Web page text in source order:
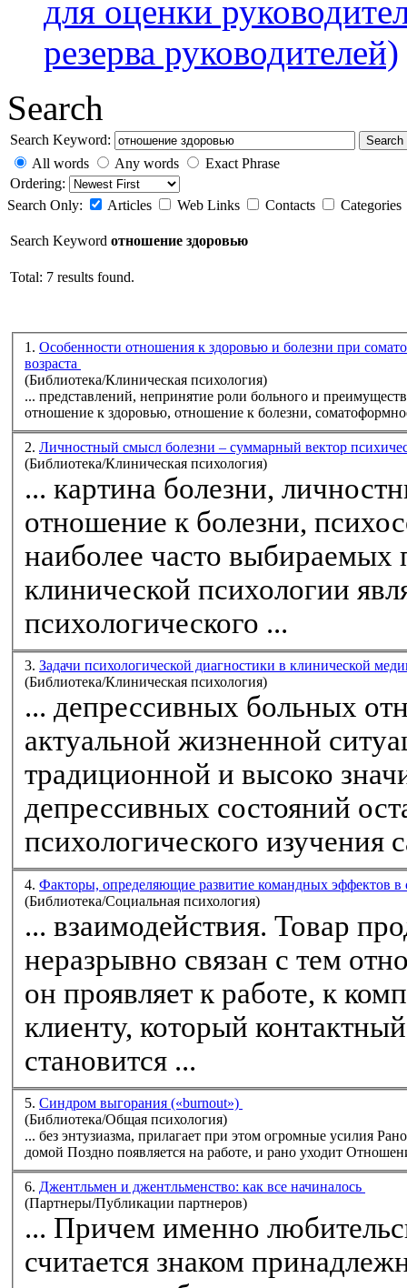
для оценки
резерва руководителей)
Search
Search Keyword: Search
All words Any words
Exact Phrase
Ordering:
Search Only:
Articles Web Links Contacts Categories
Search Keyword отношение здоровью
Total: 7 results found.
1. Особенности отношения к здоровью и болезни при
возраста
(Библиотека/Клиническая психология)
отношение к здоровью, отношение
2. Личностный смысл болезни – суммарный вектор
(Библиотека/Клиническая психология)
... картина болезни,
отношение к болезни,
наиболее часто выбираемых
клинической психологии
психологического ...
3. Задачи психологической диагностики в клинической
(Библиотека/Клиническая психология)
... депрессивных больных
актуальной жизненной
традиционной и высоко
депрессивных состояний
психологического изучения
4. Факторы, определяющие развитие командных эффектов в
(Библиотека/Социальная психология)
... взаимодействия. Товар
неразрывно связан с тем
он проявляет к работе, к
клиенту, который
становится ...
5. Синдром выгорания («burnout»)
(Библиотека/Общая психология)
... без энтузиазма, прилагает при этом огромные усилия Рано приходит на работу и остается надолго Берет работу
домой Поздно появляется на работе, и рано уходит
6. Джентльмен и джентльменство: как все начиналось
(Партнеры/Публикации партнеров)
... Причем именно
считается знаком